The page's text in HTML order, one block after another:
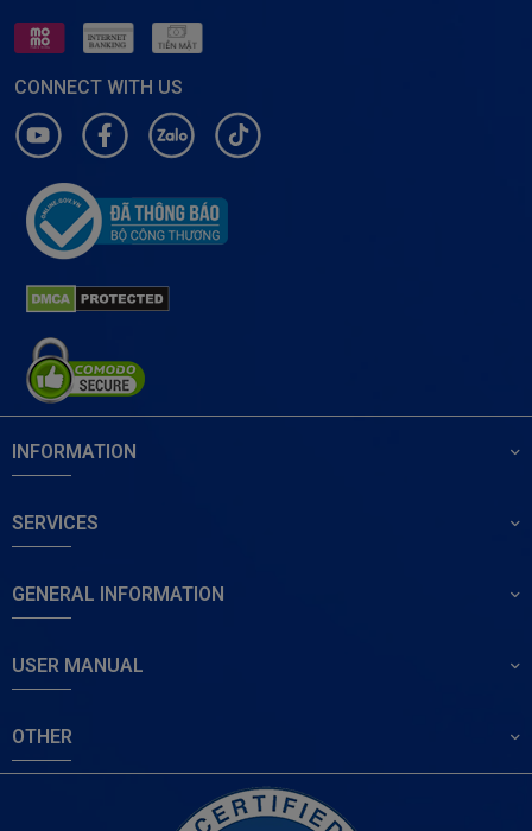
CONNECT WITH US
INFORMATION
SERVICES
GENERAL INFORMATION
USER MANUAL
OTHER